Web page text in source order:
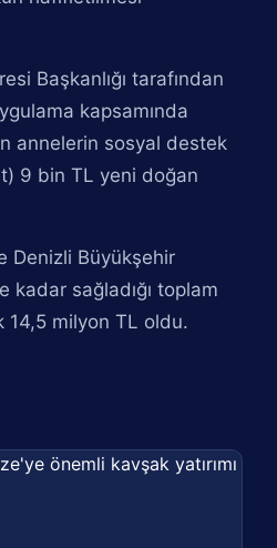
Başkanlığı tarafından
kapsamında
annelerin sosyal destek
9 bin TL yeni doğan
Denizli Büyükşehir
kadar sağladığı toplam
14,5 milyon TL oldu.